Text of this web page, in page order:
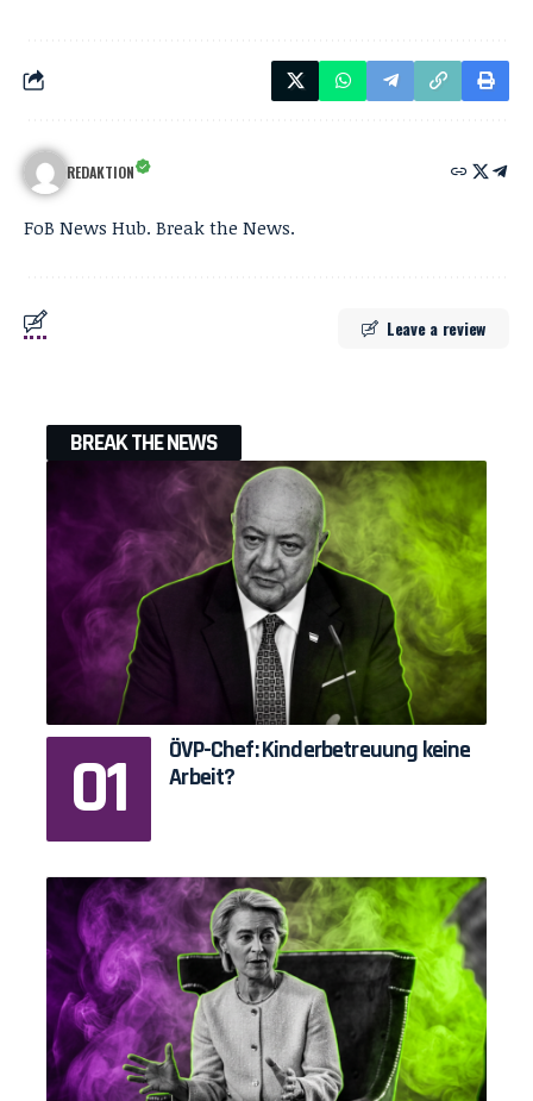
REDAKTION
FoB News Hub. Break the News.
Leave a review
BREAK THE NEWS
ÖVP-Chef: Kinderbetreuung keine
Arbeit?